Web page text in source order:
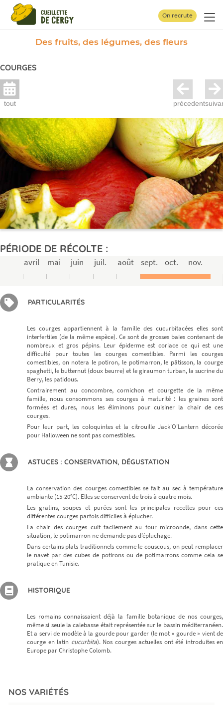
On recrute
Des fruits, des légumes, des fleurs
COURGES
tout précedent
PÉRIODE DE RÉCOLTE :
avril mai juin juil. août sept. oct. nov.
PARTICULARITÉS
Les courges appartiennent à la famille des cucurbitacées elles sont
interfertiles (de la même espèce). Ce sont de grosses baies contenant de
nombreux et gros pépins. Leur épiderme est coriace ce qui est une
difficulté pour toutes les courges comestibles. Parmi les courges
comestibles, on notera le potiron, le potimarron, le pâtisson, la courge
spaghetti, le butternut (doux beurre) et le giraumon turban, la sucrine du
Berry, les patidous.
Contrairement au concombre, cornichon et courgette de la même
famille, nous consommons ses courges à maturité : les graines sont
formées et dures, nous les éliminons pour cuisiner la chair de ces
courges.
Pour leur part, les coloquintes et la citrouille Jack'O'Lantern décorée
pour Halloween ne sont pas comestibles.
ASTUCES : CONSERVATION, DÉGUSTATION
La conservation des courges comestibles se fait au sec à température
ambiante (15-20°C). Elles se conservent de trois à quatre mois.
Les gratins, soupes et purées sont les principales recettes pour ces
différentes courges parfois difficiles à éplucher.
La chair des courges cuit facilement au four microonde, dans cette
situation, le potimarron ne demande pas d’épluchage.
Dans certains plats traditionnels comme le couscous, on peut remplacer
le navet par des cubes de potirons ou de potimarrons comme cela se
pratique en Tunisie.
HISTORIQUE
Les romains connaissaient déjà la famille botanique de nos courges,
même si seule la calebasse était représentée sur le bassin méditerranéen.
Et a servi de modèle à la gourde pour garder (le mot « gourde » vient de
courge en latin cucurbita). Nos courges actuelles ont été introduites en
Europe par Christophe Colomb.
NOS VARIÉTÉS
Panneau de gestion des cookies